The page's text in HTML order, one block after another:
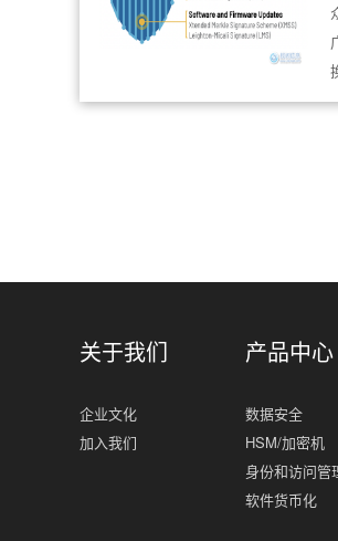
关于我们
企业文化
加入我们
产品中心
数据安全
HSM/加密机
身份和访问管
软件货币化